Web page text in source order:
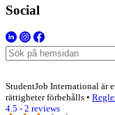
Social
StudentJob International är
rättigheter förbehålls •
4.5 - 2 reviews